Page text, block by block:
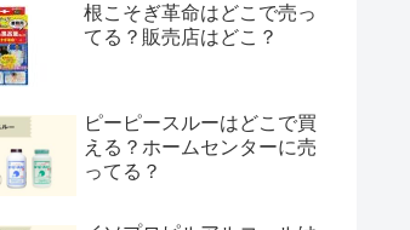
根こそぎ革命はどこで売っ
てる？販売店はどこ？
ピーピースルーはどこで買
える？ホームセンターに売
ってる？